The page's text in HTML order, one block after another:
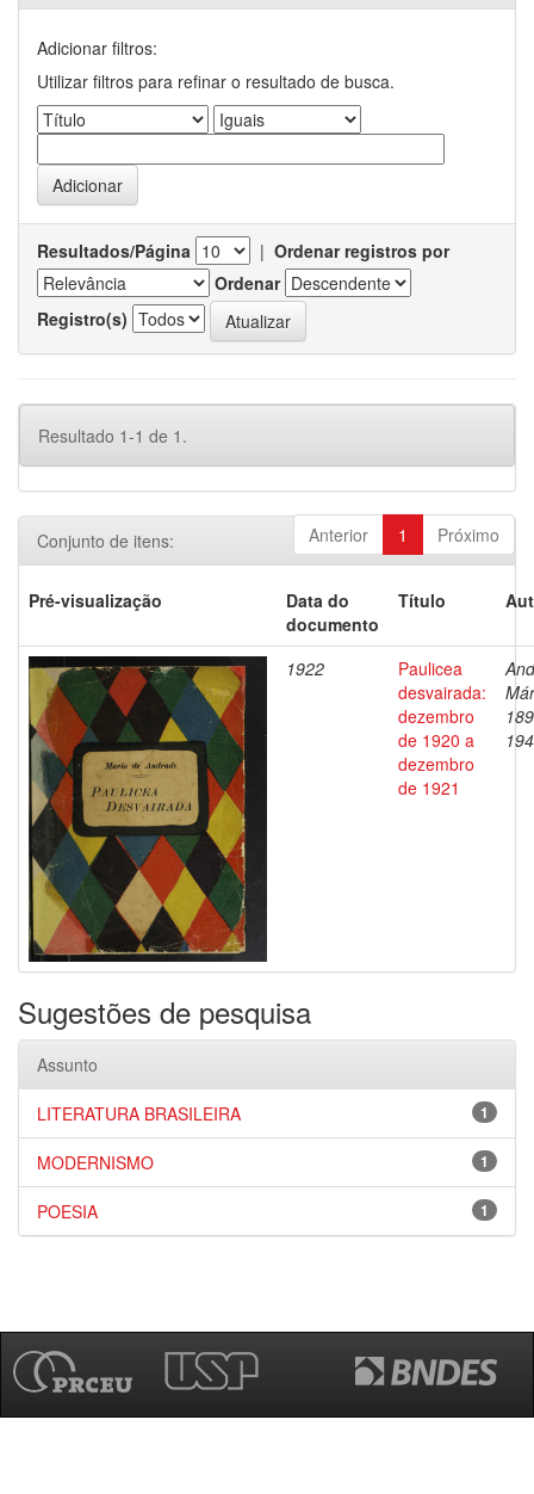
Adicionar filtros:
Utilizar filtros para refinar o resultado de busca.
Resultados/Página | Ordenar registros por
Ordenar
Registro(s)
Resultado 1-1 de 1.
Anterior 1 Próximo
Conjunto de itens:
Pré-visualização
Data do
documento
Título
1922
Paulicea
desvairada:
dezembro
de 1920 a
dezembro
de 1921
Sugestões de pesquisa
Assunto
1
LITERATURA BRASILEIRA
1
MODERNISMO
1
POESIA